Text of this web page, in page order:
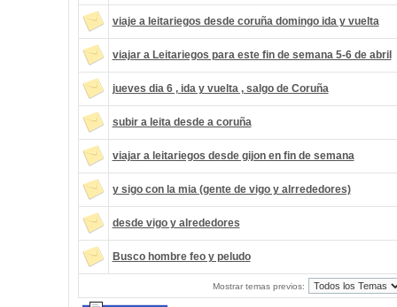
viaje a leitariegos desde coruña domingo ida y vuelta
viajar a Leitariegos para este fin de semana 5-6 de abril
jueves dia 6 , ida y vuelta , salgo de Coruña
subir a leita desde a coruña
viajar a leitariegos desde gijon en fin de semana
y sigo con la mia (gente de vigo y alrrededores)
desde vigo y alrededores
Busco hombre feo y peludo
Mostrar temas previos: